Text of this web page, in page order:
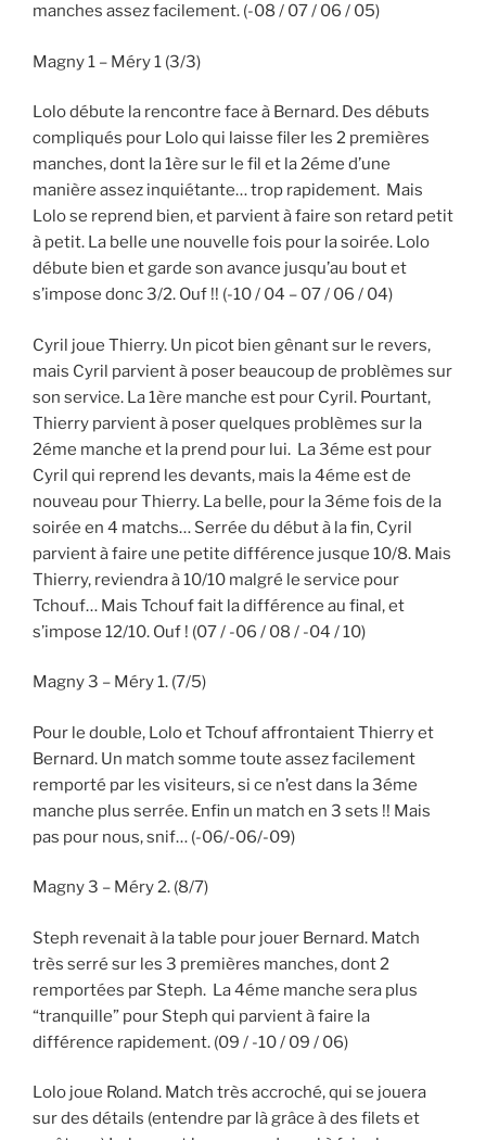
manches assez facilement. (-08 / 07 / 06 / 05)
Magny 1 – Méry 1 (3/3)
Lolo débute la rencontre face à Bernard. Des débuts
compliqués pour Lolo qui laisse filer les 2 premières
manches, dont la 1ère sur le fil et la 2éme d’une
manière assez inquiétante… trop rapidement. Mais
Lolo se reprend bien, et parvient à faire son retard petit
à petit. La belle une nouvelle fois pour la soirée. Lolo
débute bien et garde son avance jusqu’au bout et
s’impose donc 3/2. Ouf !! (-10 / 04 – 07 / 06 / 04)
Cyril joue Thierry. Un picot bien gênant sur le revers,
mais Cyril parvient à poser beaucoup de problèmes sur
son service. La 1ère manche est pour Cyril. Pourtant,
Thierry parvient à poser quelques problèmes sur la
2éme manche et la prend pour lui. La 3éme est pour
Cyril qui reprend les devants, mais la 4éme est de
nouveau pour Thierry. La belle, pour la 3éme fois de la
soirée en 4 matchs… Serrée du début à la fin, Cyril
parvient à faire une petite différence jusque 10/8. Mais
Thierry, reviendra à 10/10 malgré le service pour
Tchouf… Mais Tchouf fait la différence au final, et
s’impose 12/10. Ouf ! (07 / -06 / 08 / -04 / 10)
Magny 3 – Méry 1. (7/5)
Pour le double, Lolo et Tchouf affrontaient Thierry et
Bernard. Un match somme toute assez facilement
remporté par les visiteurs, si ce n’est dans la 3éme
manche plus serrée. Enfin un match en 3 sets !! Mais
pas pour nous, snif… (-06/-06/-09)
Magny 3 – Méry 2. (8/7)
Steph revenait à la table pour jouer Bernard. Match
très serré sur les 3 premières manches, dont 2
remportées par Steph. La 4éme manche sera plus
“tranquille” pour Steph qui parvient à faire la
différence rapidement. (09 / -10 / 09 / 06)
Lolo joue Roland. Match très accroché, qui se jouera
sur des détails (entendre par là grâce à des filets et